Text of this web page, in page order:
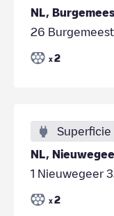
26
x 2
Superficie
NL,
1 Nieuwegeer
x 2